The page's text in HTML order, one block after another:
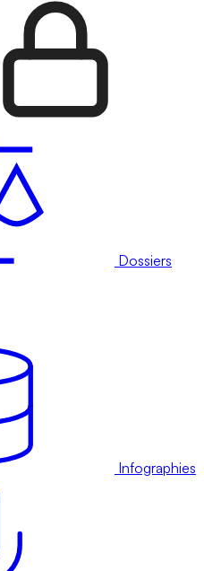
Dossiers
Infographies